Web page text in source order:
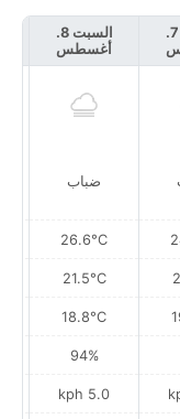
الجمعة 7.
السبت 8.
أغسطس
ضباب
26.6°C
21.5°C
18.8°C
94%
5.0 kph